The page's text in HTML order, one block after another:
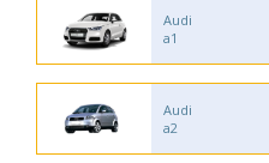
Audi
a1
Audi
a2